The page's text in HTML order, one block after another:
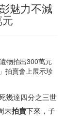
魅力不減
拍賣會上展示珍
幾達四分之三世
末拍賣下來，子